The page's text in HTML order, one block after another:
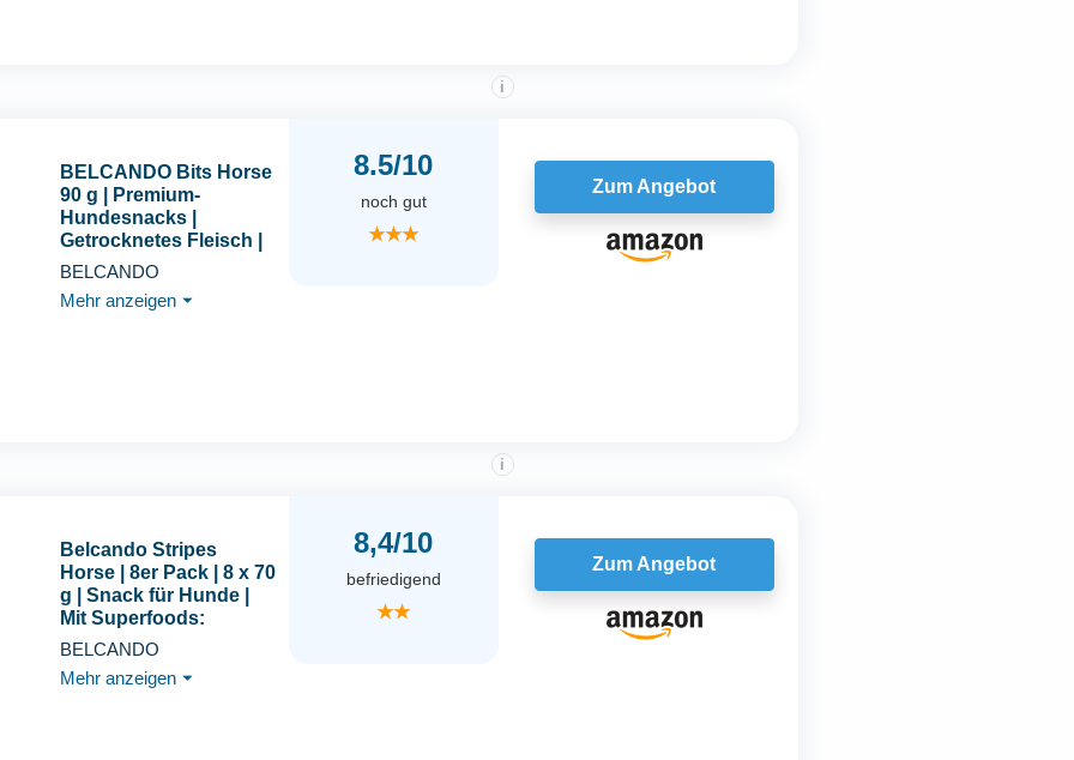
BELCANDO Bits Horse
90 g | Premium-
Hundesnacks |
Getrocknetes Fleisch |
100% natürlich
BELCANDO
Mehr anzeigen ⏷
8.5/10
i
noch gut
★★★
Zum Angebot
Belcando Stripes
Horse | 8er Pack | 8 x 70
g | Snack für Hunde |
Mit Superfoods:
Bierhefe, Krill und
Ohne Getreide und
BELCANDO
Mehr anzeigen ⏷
8,4/10
i
befriedigend
★★
Zum Angebot